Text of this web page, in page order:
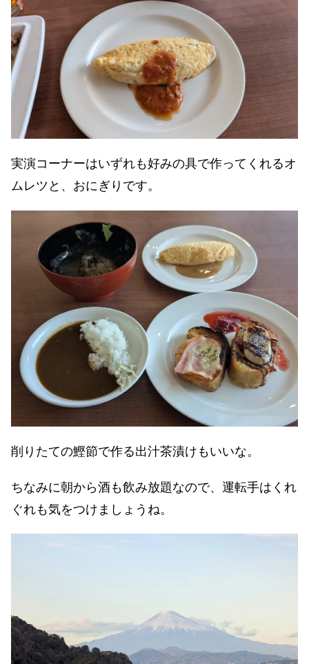
実演コーナーはいずれも好みの具で作ってくれるオ
ムレツと、おにぎりです。
削りたての鰹節で作る出汁茶漬けもいいな。
ちなみに朝から酒も飲み放題なので、運転手はくれ
ぐれも気をつけましょうね。